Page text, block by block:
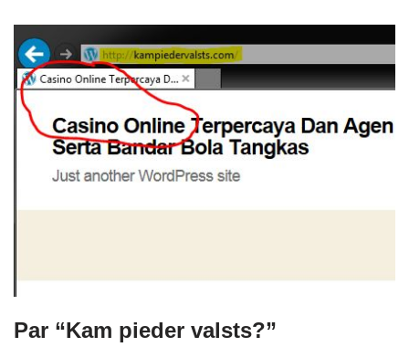
Par “Kam pieder valsts?”